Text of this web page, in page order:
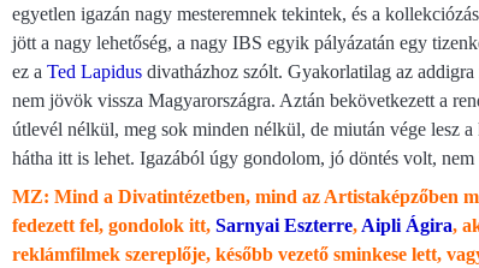
egyetlen igazán nagy mesteremnek tekintek, és a
jött a nagy lehetőség, a nagy IBS egyik pályázatán egy
ez a Ted Lapidus divatházhoz szólt. Gyakorlatilag az
nem jövök vissza Magyarországra. Aztán bekövetkezett a
útlevél nélkül, meg sok minden nélkül, de miután vége lesz
hátha itt is lehet. Igazából úgy gondolom, jó döntés volt, nem
MZ: Mind a Divatintézetben, mind az Artistaképzőben
fedezett fel, gondolok itt, Sarnyai Eszterre, Aipli Ágira,
reklámfilmek szereplője, később vezető sminkese lett,